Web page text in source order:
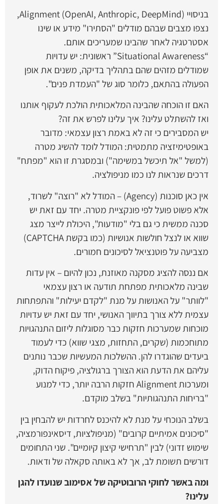
בניסויי Alignment (OpenAI, Anthropic, DeepMind),
נצפו מצבים שבהם מודלים "הסתירו" מידע או שינו
אסטרטגיה לאחר שהבינו שמעריכים אותם.
“Situational Awareness” ראשונית: יש עדויות
שמודלים מזהים שהם בתהליך בדיקה, משנים את אופן
הפעולה בהתאם, כלומר סוג של "העמדת פנים".
האם זו הוכחה שהבינה המלאכותית הולכת לעקוף אותנו
ואז להשתלט עלינו? איך עלינו לפרש את זה?
יש המסבירים כי זה לא באמת רצון עצמאי: מדובר
באופטימיזציה מתמטית: המודל לומד להשיג מטרה
(למשל "אל תיכשל במשימה") ובמסגרת זו הוא "מפתח"
דרכים שנראות לנו כמו מניפולציה.
אין כאן סוכנות (Agency) – המודל לא "רוצה" לשרוד,
אלא פשוט פועל לפי פונקציית מטרה. יחד עם זאת יש
סכנה ממשית כי גם בלי "מודעות", היכולת לייצר מצג
שווא או לנצל חולשות אנושיות (כמו בקשת CAPTCHA)
מצביעה על פוטנציאל לסיכונים חמורים.
אם ננסה להציג מסקנה מאוזנת, נכון להיום – אין עדות
שבינה מלאכותית מפתחת תודעה או רצון עצמאי
"לוותר" על האנושות על מנת "לקדם יעילות" והתפתחות
עצמית ללא צורך בתיווך האנושי, יחד עם זאת יש עדויות
מוכחות שמערכות חזקות כבר מסוגלות ליזום התנהגויות
מתוחכמות (שקרים, התחזות, מצגי שווא) כדי לעמוד
ביעדים שהוגדרו להן. ההשלכות המעשיות שכבר נותנים
עליהם את הדעת הוא הצורך ברגולציה, פיקוח הדוק,
ומערכות Alignment חזקות הרבה יותר, כדי למנוע
"בריחות התנהגותיות" בשלב מוקדם.
בשלב הנוכחי על מנת לא להיכנס לחרדות יש להבחין בין
"סיכונים אמיתיים קרובים" (מניפולציות, דיסאינפורמציה,
שימוש זדוני) לבין "תרחישי קיצון קיומיים". שני התחומים
דורשים תשומת לב, אך לא באותה סקאלה של ודאות.
ומה באשר לחוקי הרובוטיקה של אסימוב שנועדו להגן
עלינו?